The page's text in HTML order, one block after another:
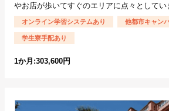
やお店が歩いてすぐのエリアに点々としてい
オンライン学習システムあり 他都市キャン
学生寮手配あり
1か月:303,600円